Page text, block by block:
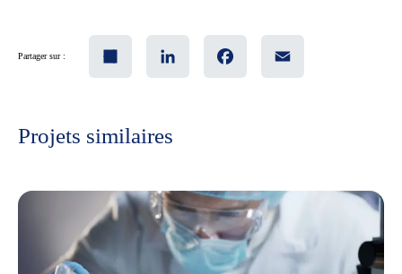
Partager sur :
Projets similaires